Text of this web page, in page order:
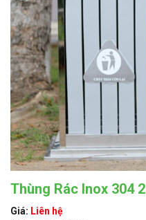
Thùng Rác Inox 304
Giá: Liên hệ